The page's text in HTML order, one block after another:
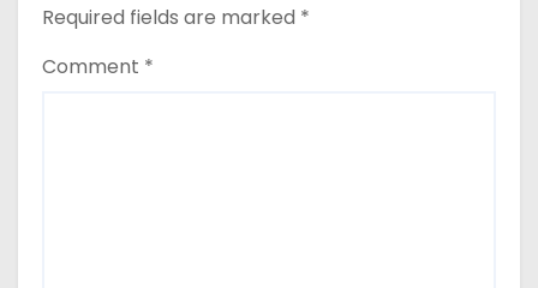
Required fields are marked *
Comment *